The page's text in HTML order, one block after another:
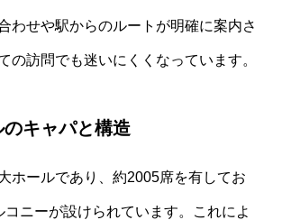
わせや駅からのルートが明確に案内さ
の訪問でも迷いにくくなっています。
のキャパと構造
ホールであり、約2005席を有してお
コニーが設けられています。これによ